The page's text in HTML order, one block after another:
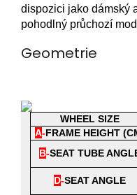
dispozici jako dámský
pohodlný průchozí
Geometrie
WHEEL SIZE
A-FRAME HEIGHT
B-SEAT TUBE
D-SEAT ANGLE